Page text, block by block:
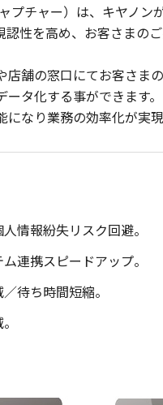
チャー）は、キヤノン
認性を高め、お客さまの
店舗の窓口にてお客さま
ータ化する事ができます
なり業務の効率化が実現
情報紛失リスク回避。
連携スピードアップ。
待ち時間短縮。